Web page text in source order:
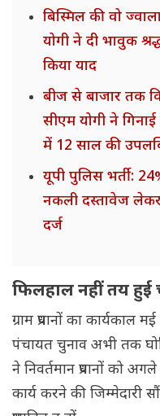
बिस्मिल की वो
योगी ने दी भावुक
किया याद
बीज से बाजार तक
सीएम योगी ने
में 12 साल की
यूपी पुलिस भर्ती:
नकली दस्तावेज
दर्ज
फिलहाल नहीं तय हुई
ग्राम प्रधानों का
पंचायत चुनाव अभी तक
ने निवर्तमान प्रधानों को
कार्य करने की जिम्मेदारी